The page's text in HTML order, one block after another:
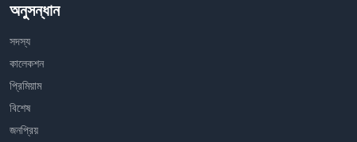
অনুসন্ধান
সদস্য
কালেকশন
প্রিমিয়াম
বিশেষ
জনপ্রিয়